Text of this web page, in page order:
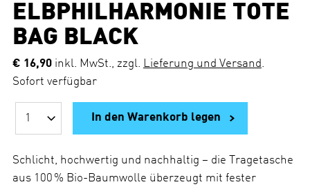
ELBPHILHARMONIE TOTE
BAG BLACK
€ 16,90inkl. MwSt., zzgl. Lieferung und Versand.
Sofort verfügbar
n
a
l
In den Warenkorb legen
Schlicht, hochwertig und nachhaltig – die Tragetasche
aus 100 % Bio-Baumwolle überzeugt mit fester